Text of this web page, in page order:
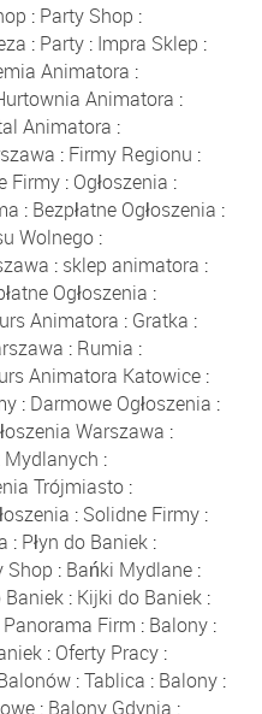
: Party Shop :
: Party : Impra Sklep :
Animatora :
Animatora :
Animatora :
: Firmy Regionu :
Firmy: Ogłoszenia :
: Bezpłatne Ogłoszenia :
Wolnego:
: sklep animatora :
Ogłoszenia :
Animatora : Gratka :
: Rumia :
Animatora Katowice :
: Darmowe Ogłoszenia :
Warszawa :
Mydlanych :
Trójmiasto :
: Solidne Firmy :
: Płyn do Baniek:
Shop : Bańki Mydlane :
Baniek : Kijki do Baniek :
Panorama Firm : Balony :
: Oferty Pracy:
:Tablica : Balony:
: Balony Gdynia :